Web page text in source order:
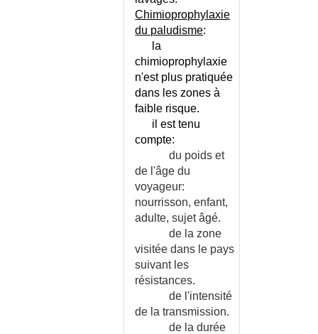
Chimioprophylaxie
du paludisme:
la
chimioprophylaxie
n'est plus pratiquée
dans les zones à
faible risque.
il est tenu
compte:
du poids et
de l'âge du
voyageur:
nourrisson, enfant,
adulte, sujet âgé.
de la zone
visitée dans le pays
suivant les
résistances.
de l'intensité
de la transmission.
de la durée